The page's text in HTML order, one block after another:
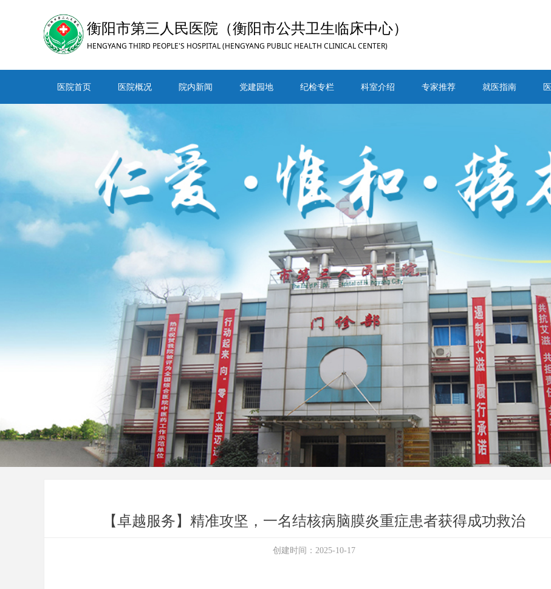
医院首页 医院概况 院内新闻 党建园地 纪检专栏 科室介绍 专家推荐 就医指南
衡阳市第三人民医院（衡阳市公共卫生临床中心）
HENGYANG THIRD PEOPLE'S HOSPITAL (HENGYANG PUBLIC HEALTH CLINICAL CENTER)
【卓越服务】精准攻坚，一名结核病脑膜炎重症患者获得成功救治
创建时间： 2025-10-17